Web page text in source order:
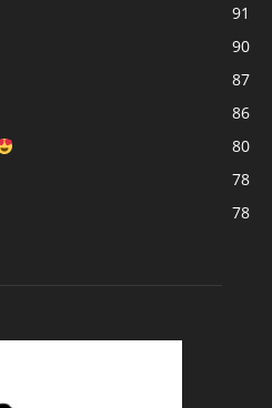
91
90
87
86
80
78
78